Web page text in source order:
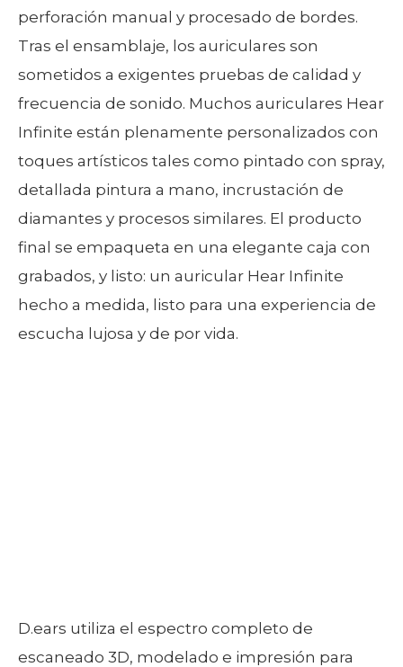
perforación manual y procesado de bordes.
Tras el ensamblaje, los auriculares son
sometidos a exigentes pruebas de calidad y
frecuencia de sonido. Muchos auriculares Hear
Infinite están plenamente personalizados con
toques artísticos tales como pintado con spray,
detallada pintura a mano, incrustación de
diamantes y procesos similares. El producto
final se empaqueta en una elegante caja con
grabados, y listo: un auricular Hear Infinite
hecho a medida, listo para una experiencia de
escucha lujosa y de por vida.
D.ears utiliza el espectro completo de
escaneado 3D, modelado e impresión para